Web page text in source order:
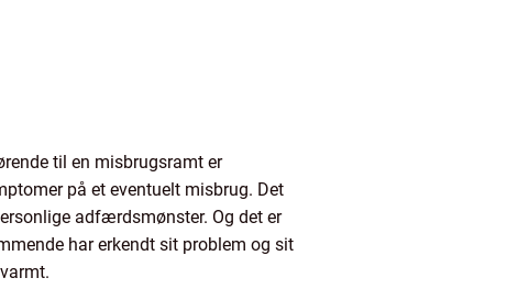
til en misbrugsramt er
på et eventuelt misbrug. Det
adfærdsmønster. Og det er
har erkendt sit problem og sit